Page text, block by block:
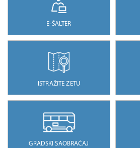
E-ŠALTER
ISTRAŽITE ZETU
GRADSKI SAOBRAĆAJ